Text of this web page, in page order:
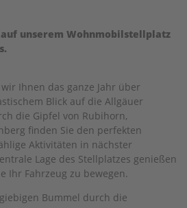
unserem Wohnmobilstellplatz
Ihnen das ganze Jahr über
Blick auf die Allgäuer
die Gipfel von Rubihorn,
finden Sie den perfekten
Aktivitäten in nächster
Lage des Stellplatzes genießen
Ihr Fahrzeug zu bewegen.
Bummel durch die